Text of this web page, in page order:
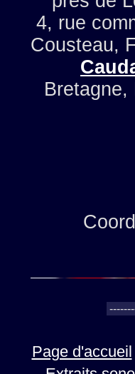
4, rue
Cousteau,
Bretagne,
Page d'accueil